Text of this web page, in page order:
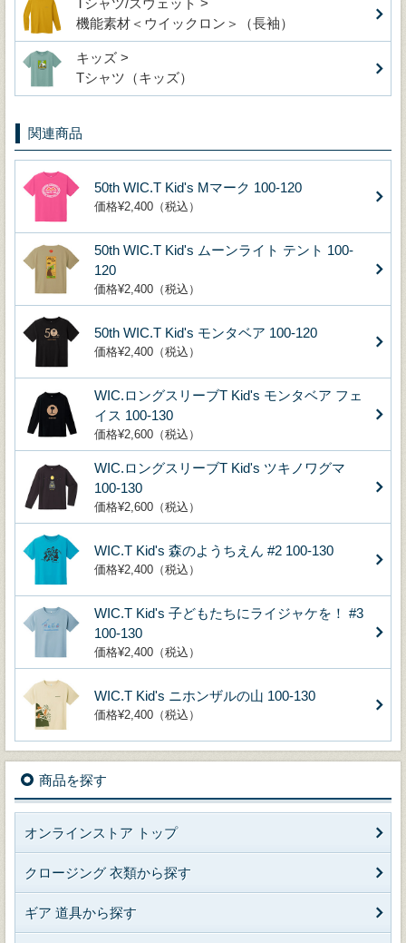
機能素材＜ウイックロン＞（長袖）
キッズ >
Tシャツ（キッズ）
関連商品
50th WIC.T Kid's Mマーク 100-120
価格¥2,400（税込）
50th WIC.T Kid's ムーンライト テント 100-
120
価格¥2,400（税込）
50th WIC.T Kid's モンタベア 100-120
価格¥2,400（税込）
WIC.ロングスリーブT Kid's モンタベア フェ
イス 100-130
価格¥2,600（税込）
WIC.ロングスリーブT Kid's ツキノワグマ
100-130
価格¥2,600（税込）
WIC.T Kid's 森のようちえん #2 100-130
価格¥2,400（税込）
WIC.T Kid's 子どもたちにライジャケを！ #3
100-130
価格¥2,400（税込）
WIC.T Kid's ニホンザルの山 100-130
価格¥2,400（税込）
商品を探す
オンラインストア トップ
クロージング 衣類から探す
ギア 道具から探す